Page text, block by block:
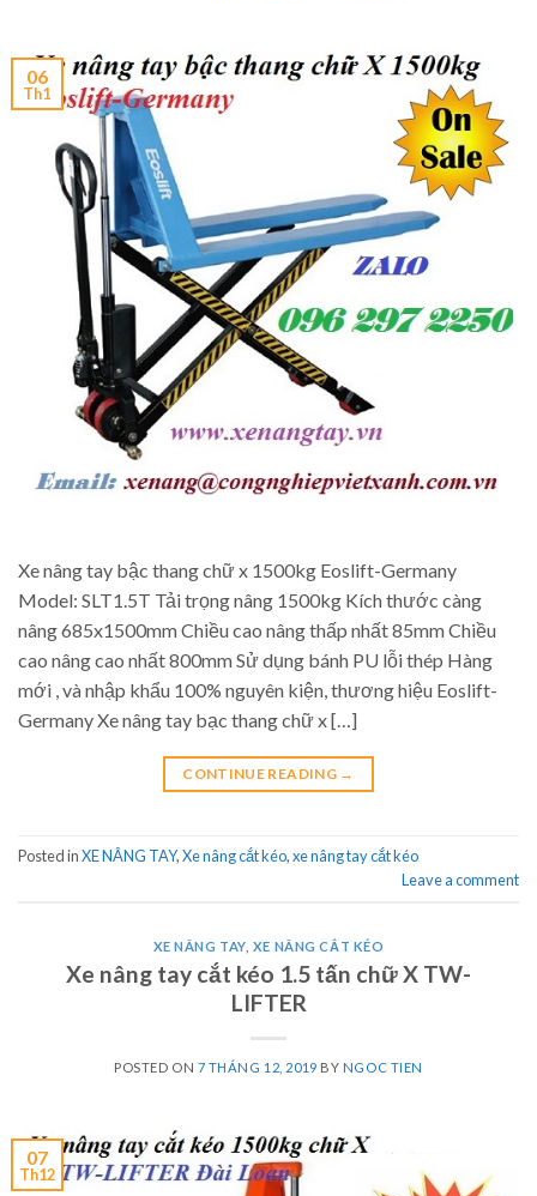
06
Th1
Xe nâng tay bậc thang chữ x 1500kg Eoslift-Germany
Model: SLT1.5T Tải trọng nâng 1500kg Kích thước càng
nâng 685x1500mm Chiều cao nâng thấp nhất 85mm Chiều
cao nâng cao nhất 800mm Sử dụng bánh PU lỗi thép Hàng
mới , và nhập khẩu 100% nguyên kiện, thương hiệu Eoslift-
Germany Xe nâng tay bạc thang chữ x […]
CONTINUE READING →
Posted inXE NÂNG TAY,Xe nâng cắt kéo,xe nâng tay cắt kéo
Leave a comment
XE NÂNG TAY, XE NÂNG CẮT KÉO
Xe nâng tay cắt kéo 1.5 tấn chữ X TW-
LIFTER
POSTED ON 7 THÁNG 12, 2019 BY NGOC TIEN
07
Th12